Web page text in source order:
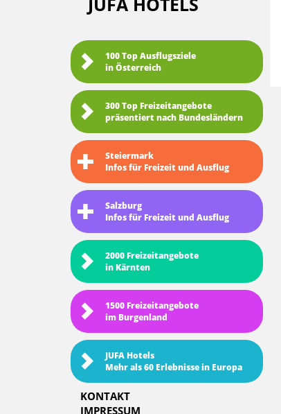
JUFA HOTELS
100 Top Ausflugsziele
in Österreich
300 Top Freizeitangebote
präsentiert nach Bundesländern
Steiermark
Infos für Freizeit und Ausflug
Salzburg
Infos für Freizeit und Ausflug
2000 Freizeitangebote
in Kärnten
1500 Freizeitangebote
im Burgenland
JUFA Hotels
Mehr als 60 Erlebnisse in Europa
KONTAKT
IMPRESSUM